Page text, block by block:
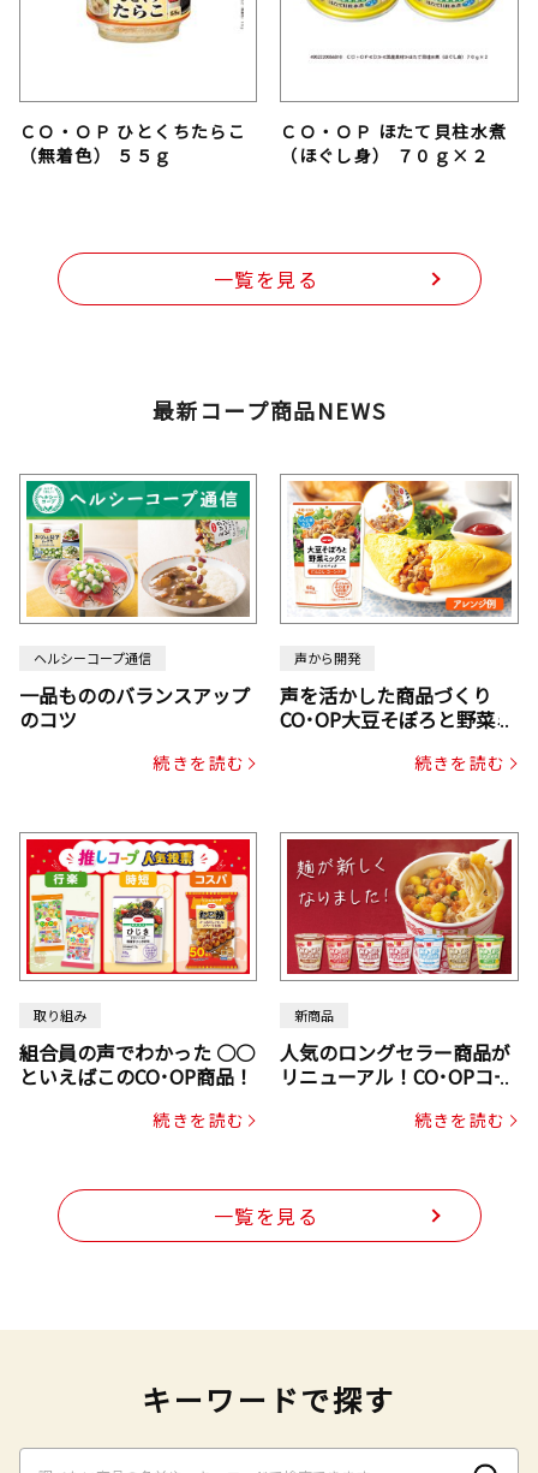
ＣＯ・ＯＰ ひとくちたらこ
（無着色） ５５ｇ
ＣＯ・ＯＰ ほたて貝柱水煮
（ほぐし身） ７０ｇ×２
一覧を見る
最新コープ商品NEWS
ヘルシーコープ通信
一品もののバランスアップ
のコツ
続きを読む
声から開発
声を活かした商品づくり
CO･OP大豆そぼろと野菜ミ
じん・コーン入り）続きを読む
取り組み
組合員の声でわかった ○○
といえばこのCO･OP商品！
続きを読む
新商品
人気のロングセラー商品が
リニューアル！CO･OPコー
続きを読む
一覧を見る
キーワードで探す